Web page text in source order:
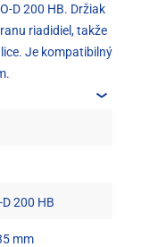
D 200 HB. Držiak
riadidiel, takže
Je kompatibilný
200 HB
mm